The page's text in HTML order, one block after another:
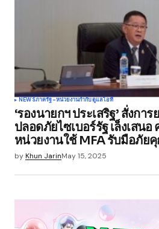
Your Name*
Your E-mail*
Save my name, email, and
browser for the next time I
Submit Comment
NEWSภาครัฐ-หน่วยงานกำกับดูแลไอที
‘รองนายกฯ ประเสริฐ’ สั่งกา
ปลอดภัยไซเบอร์รัฐ เล็งเสน
หน่วยงานใช้ MFA รับมือภัย
byKhun JarinMay 15, 2025